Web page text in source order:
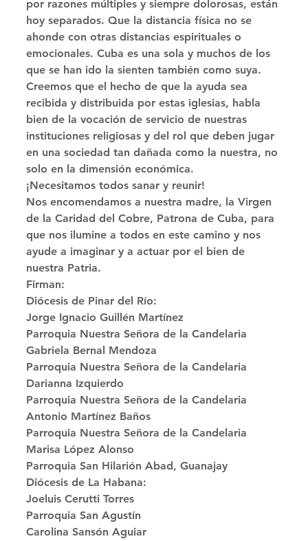
por razones múltiples y siempre dolorosas, están
hoy separados. Que la distancia física no se
ahonde con otras distancias espirituales o
emocionales. Cuba es una sola y muchos de los
que se han ido la sienten también como suya.
Creemos que el hecho de que la ayuda sea
recibida y distribuida por estas iglesias, habla
bien de la vocación de servicio de nuestras
instituciones religiosas y del rol que deben jugar
en una sociedad tan dañada como la nuestra, no
solo en la dimensión económica.
¡Necesitamos todos sanar y reunir!
Nos encomendamos a nuestra madre, la Virgen
de la Caridad del Cobre, Patrona de Cuba, para
que nos ilumine a todos en este camino y nos
ayude a imaginar y a actuar por el bien de
nuestra Patria.
Firman:
Diócesis de Pinar del Río:
Jorge Ignacio Guillén Martínez
Parroquia Nuestra Señora de la Candelaria
Gabriela Bernal Mendoza
Parroquia Nuestra Señora de la Candelaria
Darianna Izquierdo
Parroquia Nuestra Señora de la Candelaria
Antonio Martínez Baños
Parroquia Nuestra Señora de la Candelaria
Marisa López Alonso
Parroquia San Hilarión Abad, Guanajay
Diócesis de La Habana:
Joeluis Cerutti Torres
Parroquia San Agustín
Carolina Sansón Aguiar